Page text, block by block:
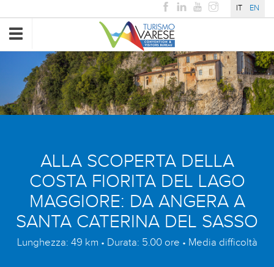
IT EN
Toggle
navigation
ALLA SCOPERTA DELLA
COSTA FIORITA DEL LAGO
MAGGIORE: DA ANGERA A
SANTA CATERINA DEL SASSO
Lunghezza: 49 km • Durata: 5.00 ore • Media difficoltà